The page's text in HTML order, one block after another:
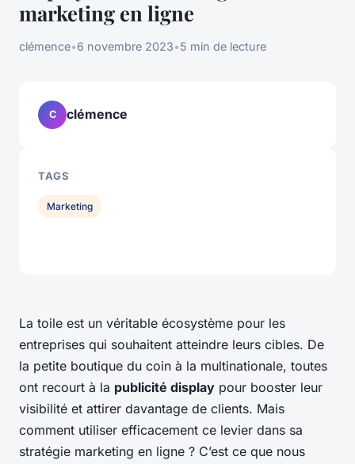
marketing en ligne
clémence•6 novembre 2023•5 min de lecture
La toile est un véritable écosystème pour les
entreprises qui souhaitent atteindre leurs cibles. De
la petite boutique du coin à la multinationale, toutes
ont recourt à la publicité display pour booster leur
visibilité et attirer davantage de clients. Mais
comment utiliser efficacement ce levier dans sa
stratégie marketing en ligne ? C’est ce que nous
C clémence
TAGS
Marketing